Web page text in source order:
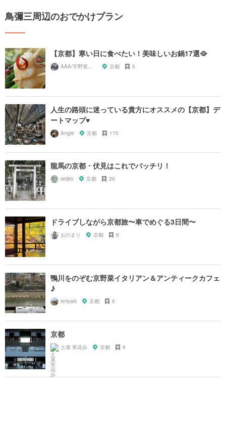
鳥彌三周辺のおでかけプラン
【京都】寒い日に食べたい！美味しいお鍋17選🥘
AAA/宇野実彩子推し 京都 5
人生の路頭に迷っている貴方にオススメの【京都】デ
ートマップ♥︎
Angie 京都 175
龍馬の京都・伏見はこれでバッチリ！
seijiro 京都 29
ドライブしながら京都旅〜車でめぐる3日間〜
おのまり 京都 6
鴨川をのぞむ京野菜イタリアン＆アンティークカフェ
♪
teriyaki 京都 6
京都
土屋 実花歩 京都 9